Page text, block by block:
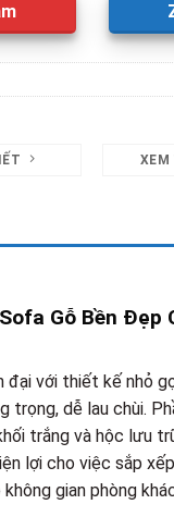
XEM
Gỗ Bền Đẹp
đại với thiết kế nhỏ
trọng, dễ lau chùi.
trắng và hộc lưu
lợi cho việc sắp
gian phòng